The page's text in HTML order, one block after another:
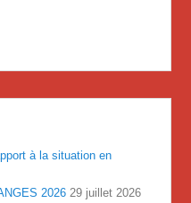
à la situation en
2026 29 juillet 2026